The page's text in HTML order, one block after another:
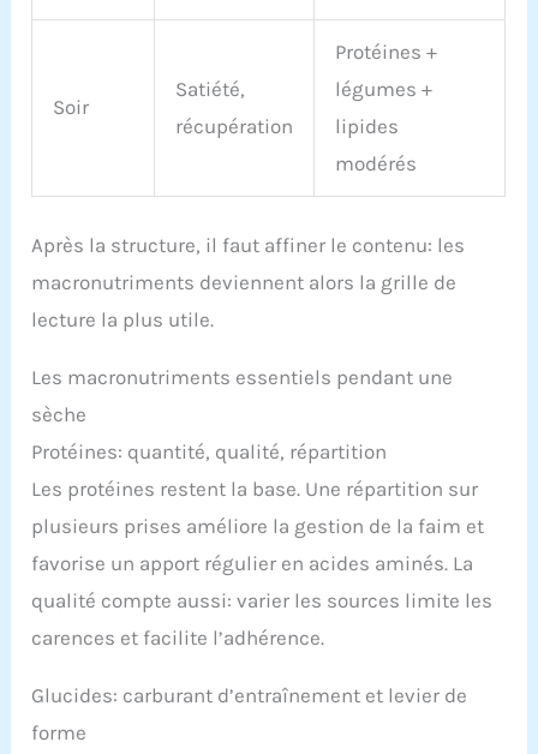
Soir
Satiété,
récupération
Protéines +
légumes +
lipides
modérés
Après la structure, il faut affiner le contenu: les
macronutriments deviennent alors la grille de
lecture la plus utile.
Les macronutriments essentiels pendant une
sèche
Protéines: quantité, qualité, répartition
Les protéines restent la base. Une répartition sur
plusieurs prises améliore la gestion de la faim et
favorise un apport régulier en acides aminés. La
qualité compte aussi: varier les sources limite les
carences et facilite l’adhérence.
Glucides: carburant d’entraînement et levier de
forme